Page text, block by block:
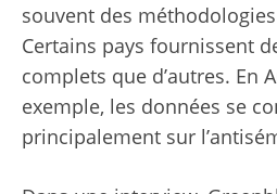
souvent des
Certains pays fournissent
complets que d’autres. En
exemple, les données se
principalement sur